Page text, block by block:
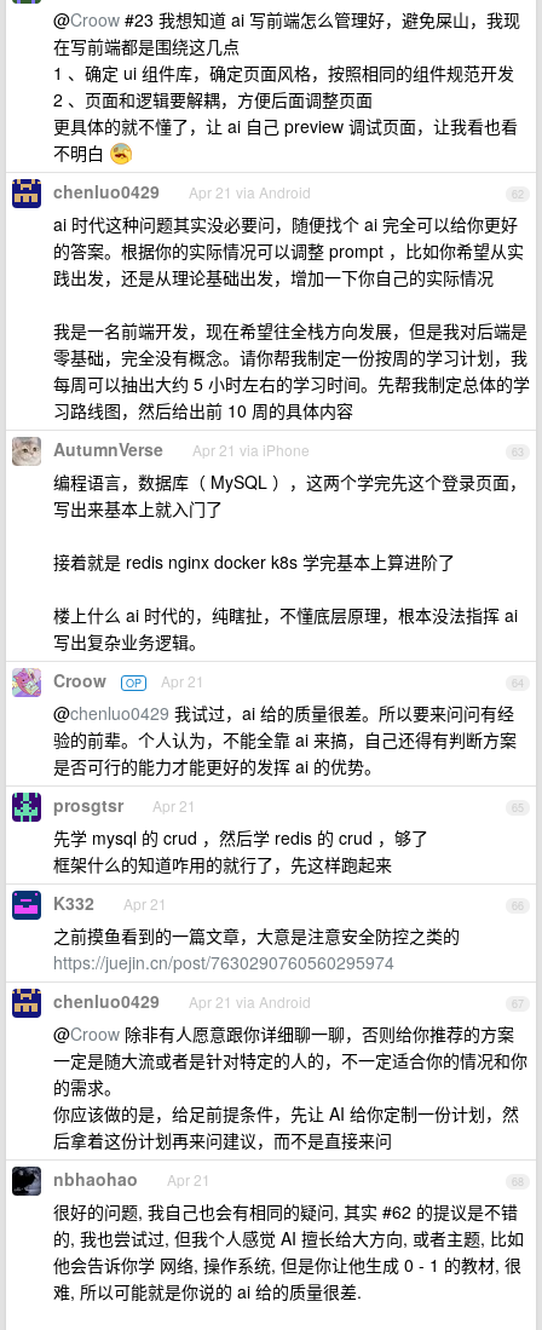
@Croow #23 我想知道 ai 写前端怎么管理好，避免屎山，我现
在写前端都是围绕这几点
1 、确定 ui 组件库，确定页面风格，按照相同的组件规范开发
2 、页面和逻辑要解耦，方便后面调整页面
更具体的就不懂了，让 ai 自己 preview 调试页面，让我看也看
不明白
62
chenluo0429 Apr 21 via Android
ai 时代这种问题其实没必要问，随便找个 ai 完全可以给你更好
的答案。根据你的实际情况可以调整 prompt ，比如你希望从实
践出发，还是从理论基础出发，增加一下你自己的实际情况
我是一名前端开发，现在希望往全栈方向发展，但是我对后端是
零基础，完全没有概念。请你帮我制定一份按周的学习计划，我
每周可以抽出大约 5 小时左右的学习时间。先帮我制定总体的学
习路线图，然后给出前 10 周的具体内容
63
AutumnVerse Apr 21 via iPhone
编程语言，数据库（ MySQL ），这两个学完先这个登录页面，
写出来基本上就入门了
接着就是 redis nginx docker k8s 学完基本上算进阶了
楼上什么 ai 时代的，纯瞎扯，不懂底层原理，根本没法指挥 ai
写出复杂业务逻辑。
64
Croow OP Apr 21
@chenluo0429 我试过，ai 给的质量很差。所以要来问问有经
验的前辈。个人认为，不能全靠 ai 来搞，自己还得有判断方案
是否可行的能力才能更好的发挥 ai 的优势。
65
prosgtsr Apr 21
先学 mysql 的 crud ，然后学 redis 的 crud ，够了
框架什么的知道咋用的就行了，先这样跑起来
66
K332 Apr 21
之前摸鱼看到的一篇文章，大意是注意安全防控之类的
https://juejin.cn/post/7630290760560295974
67
chenluo0429 Apr 21 via Android
@Croow 除非有人愿意跟你详细聊一聊，否则给你推荐的方案
一定是随大流或者是针对特定的人的，不一定适合你的情况和你
的需求。
你应该做的是，给足前提条件，先让 AI 给你定制一份计划，然
后拿着这份计划再来问建议，而不是直接来问
68
nbhaohao Apr 21
很好的问题, 我自己也会有相同的疑问, 其实 #62 的提议是不错
的, 我也尝试过, 但我个人感觉 AI 擅长给大方向, 或者主题, 比如
他会告诉你学 网络, 操作系统, 但是你让他生成 0 - 1 的教材, 很
难, 所以可能就是你说的 ai 给的质量很差.